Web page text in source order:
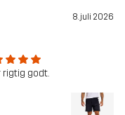
8. juli 2026
rigtig godt.